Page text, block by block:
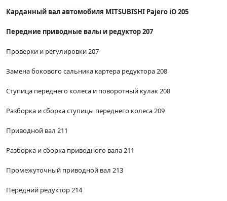
Карданный вал автомобиля MITSUBISHI Pajero iO 205
Передние приводные валы и редуктор 207
Проверки и регулировки 207
Замена бокового сальника картера редуктора 208
Ступица переднего колеса и поворотный кулак 208
Разборка и сборка ступицы переднего колеса 209
Приводной вал 211
Разборка и сборка приводного вала 211
Промежуточный приводной вал 213
Передний редуктор 214